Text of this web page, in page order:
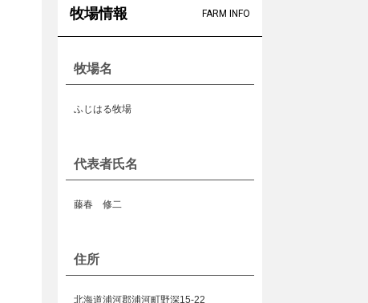
牧場情報 FARM INFO
牧場名
ふじはる牧場
代表者氏名
藤春 修二
住所
北海道浦河郡浦河町野深15-22